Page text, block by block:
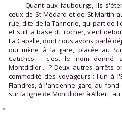
Quant aux faubourgs, ils
ceux de St Médard et de St Martin
rue, dite de la Tannerie, qui part de
et suit la base du rocher, vient
La Capelle, dont nous avons parlé
qui mène à la gare, placée au
Catiches : c'est le nom donné
Montdidier... ? Deux autres arrêts
commodité des voyageurs : l'un à
Flandres, à l'ancienne gare, au
sur la ligne de Montdidier à Albert,
*